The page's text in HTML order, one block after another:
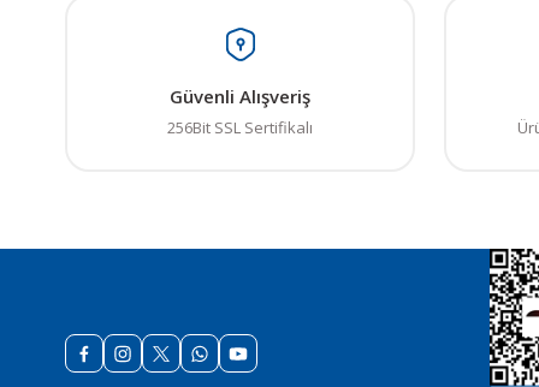
Güvenli Alışveriş
256Bit SSL Sertifikalı